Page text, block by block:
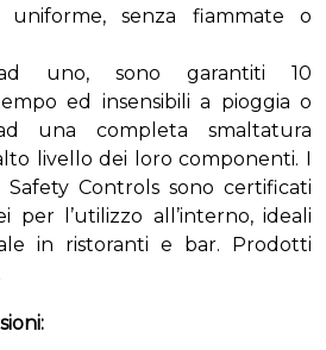
senza fiammate o
uno, sono garantiti 10
ed insensibili a pioggia o
una completa smaltatura
livello dei loro componenti. I
Controls sono certificati
per l’utilizzo all’interno, ideali
in ristoranti e bar. Prodotti